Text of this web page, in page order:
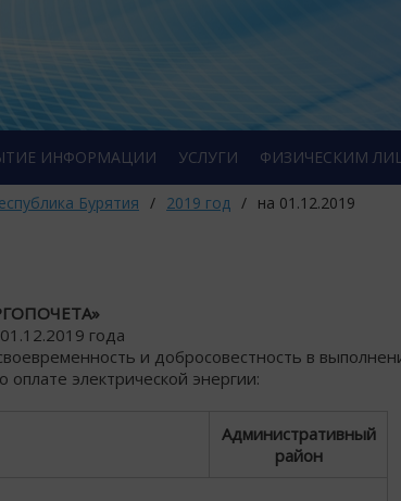
ИНФОРМАЦИИ УСЛУГИ ФИЗИЧЕСКИМ
Бурятия / 2019 год / на 01.12.2019
года
и добросовестность в
оплате электрической энергии:
Административный
район